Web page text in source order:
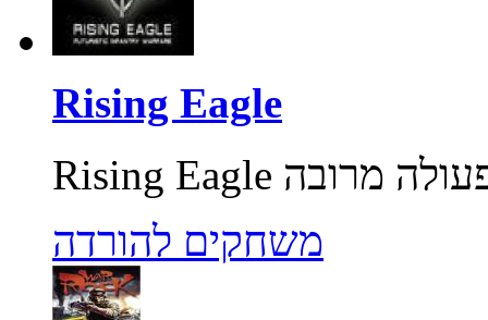
Rising Eagle
משחקים להורדה